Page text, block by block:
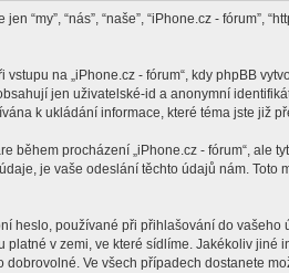
“my”, “nás”, “naše”, “iPhone.cz - fórum”,
na „iPhone.cz - fórum“, kdy phpBB
jen uživatelské-id a anonymní
k ukládání informace, které téma jste již
během procházení „iPhone.cz - fórum“,
je vaše odeslání těchto údajů nám.
heslo, používané při přihlašování do
v zemi, ve které sídlíme. Jakékoliv
Ve všech případech dostanete